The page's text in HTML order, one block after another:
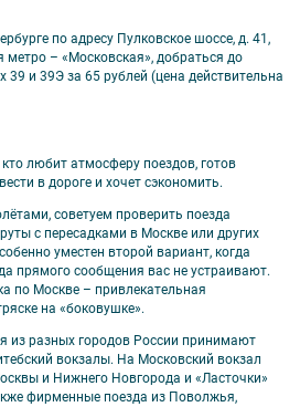
по адресу Пулковское шоссе, д. 41,
– «Московская», добраться до
39 и 39Э за 65 рублей (цена действительна
любит атмосферу поездов, готов
в дороге и хочет сэкономить.
советуем проверить поезда
с пересадками в Москве или других
уместен второй вариант, когда
прямого сообщения вас не устраивают.
по Москве – привлекательная
на «боковушке».
из разных городов России принимают
вокзалы. На Московский вокзал
и Нижнего Новгорода и «Ласточки»
фирменные поезда из Поволжья,